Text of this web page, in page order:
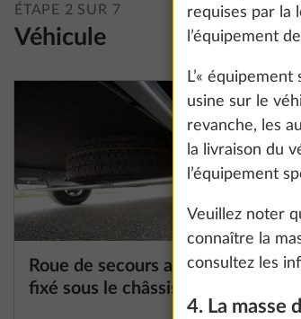
ÉTAPE 2 SUR 7
Véhicule
Roue de secours avec support
fixé sous le châssis
Plus
requises par la
l’équipement
L’«
usine sur le
revanche, les
la livraison du
l’équipement
Veuillez noter
connaître la
consultez les
4. La masse